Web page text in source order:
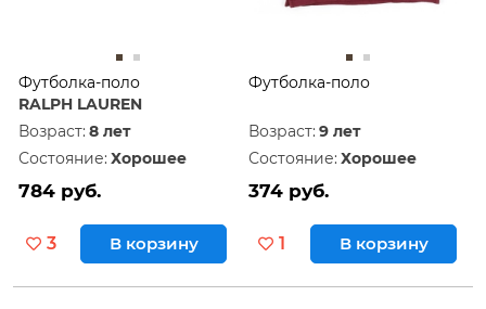
Футболка-поло
RALPH LAUREN
Возраст: 8 лет
Состояние: Хорошее
784 руб.
3 В корзину
Футболка-поло
Возраст: 9 лет
Состояние: Хорошее
374 руб.
1 В корзину